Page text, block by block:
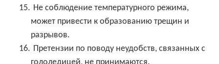
15. Не соблюдение температурного режима,
может привести к образованию трещин и
разрывов.
16. Претензии по поводу неудобств, связанных с
гололедицей, не принимаются.